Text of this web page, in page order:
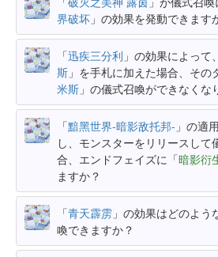
界破坏 」の効果を発動できます
「迅疾三分利 」の効果によって
斯 」を手札に加えた場合、その
米斯 」の儀式召喚ができなくな
「黯黑世界-暗影敌托邦- 」の適
し、モンスターをリリースして
合、エンドフェイズに「暗影衍
ますか？
「青天霹雳 」の効果はどのよ
喚できますか？